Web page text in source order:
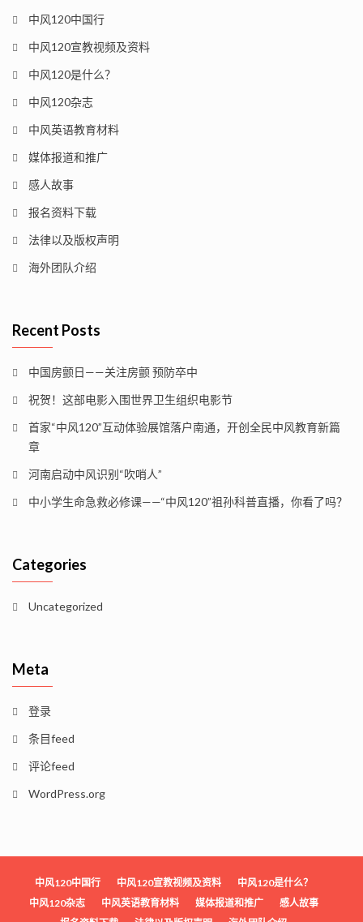
中风120中国行
中风120宣教视频及资料
中风120是什么？
中风120杂志
中风英语教育材料
媒体报道和推广
感人故事
报名资料下载
法律以及版权声明
海外团队介绍
Recent Posts
中国房颤日——关注房颤 预防卒中
祝贺！这部电影入围世界卫生组织电影节
首家“中风120”互动体验展馆落户南通，开创全民中风教育新篇
章
河南启动中风识别“吹哨人”
中小学生命急救必修课——“中风120”祖孙科普直播，你看了吗？
Categories
Uncategorized
Meta
登录
条目feed
评论feed
WordPress.org
中风120中国行 中风120宣教视频及资料
中风120是什么？
中风120杂志
中风英语教育材料 媒体报道和推广
感人故事